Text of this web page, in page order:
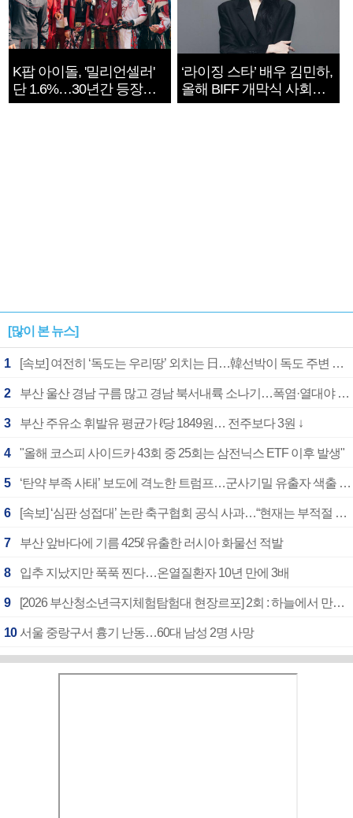
K팝 아이돌, '밀리언셀러'
단 1.6%…30년간 등장
1182개팀 전수조사
‘라이징 스타’ 배우 김민하,
올해 BIFF 개막식 사회자
확정
[많이 본 뉴스]
1 [속보] 여전히 ‘독도는 우리땅’ 외치는 日…韓선박이 독도 주변 해양조사 활동하자 반발
2 부산 울산 경남 구름 많고 경남 북서내륙 소나기…폭염·열대야 계속
3 부산 주유소 휘발유 평균가 ℓ당 1849원… 전주보다 3원 ↓
4 "올해 코스피 사이드카 43회 중 25회는 삼전닉스 ETF 이후 발생"
5 ‘탄약 부족 사태’ 보도에 격노한 트럼프…군사기밀 유출자 색출 지시
6 [속보] ‘심판 성접대’ 논란 축구협회 공식 사과…“현재는 부적절 행위 없어”
7 부산 앞바다에 기름 425ℓ 유출한 러시아 화물선 적발
8 입추 지났지만 푹푹 찐다…온열질환자 10년 만에 3배
9 [2026 부산청소년극지체험탐험대 현장르포] 2회 : 하늘에서 만난 얼음의 나라
10 서울 중랑구서 흉기 난동…60대 남성 2명 사망